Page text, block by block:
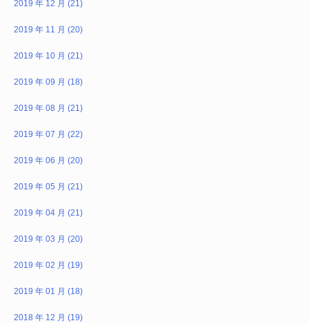
2019 年 12 月 (21)
2019 年 11 月 (20)
2019 年 10 月 (21)
2019 年 09 月 (18)
2019 年 08 月 (21)
2019 年 07 月 (22)
2019 年 06 月 (20)
2019 年 05 月 (21)
2019 年 04 月 (21)
2019 年 03 月 (20)
2019 年 02 月 (19)
2019 年 01 月 (18)
2018 年 12 月 (19)